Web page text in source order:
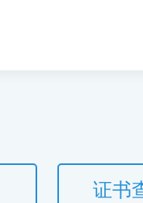
证书